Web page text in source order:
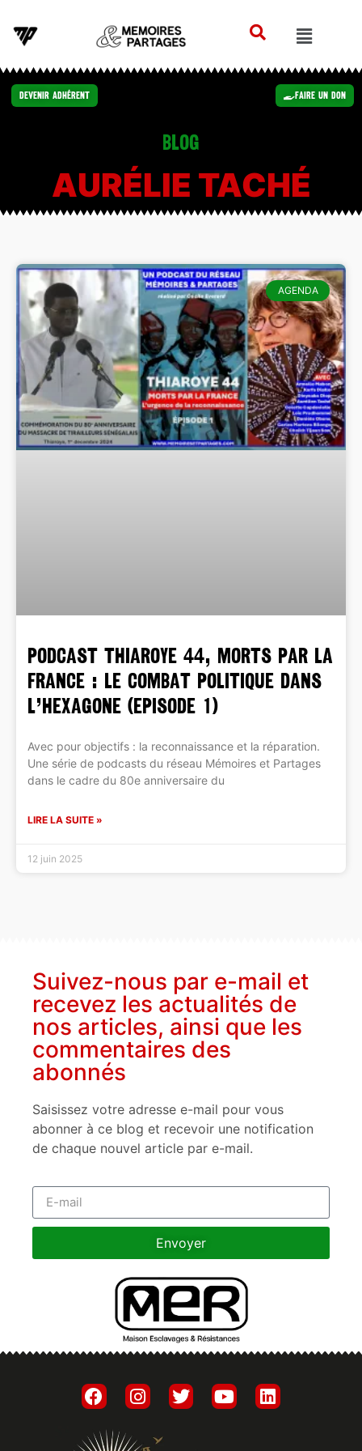
Devenir Adhérent Faire un Don
Blog
AURÉLIE TACHÉ
AGENDA
PODCAST THIAROYE 44, MORTS PAR LA
FRANCE : LE COMBAT POLITIQUE DANS
L’HEXAGONE (EPISODE 1)
Avec pour objectifs : la reconnaissance et la réparation.
Une série de podcasts du réseau Mémoires et Partages
dans le cadre du 80e anniversaire du
LIRE LA SUITE »
12 juin 2025
Suivez-nous par e-mail et
recevez les actualités de
nos articles, ainsi que les
commentaires des
abonnés
Saisissez votre adresse e-mail pour vous
abonner à ce blog et recevoir une notification
de chaque nouvel article par e-mail.
Envoyer